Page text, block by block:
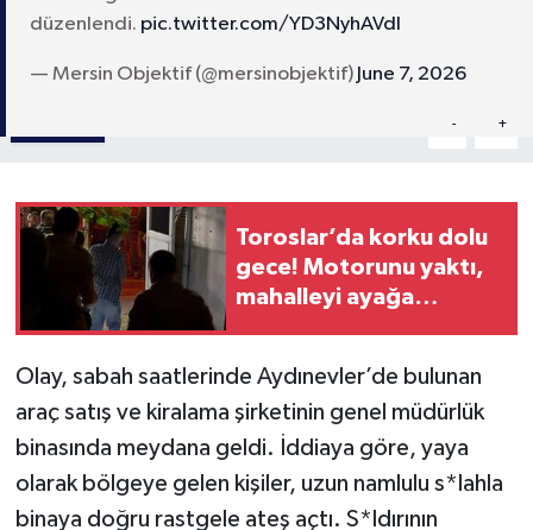
düzenlendi. pic.twitter.com/YD3NyhAVdl
— Mersin Objektif (@mersinobjektif) June 7, 2026
- +
Toroslar’da korku dolu
gece! Motorunu yaktı,
mahalleyi ayağa
Olay, sabah saatlerinde Aydınevler’de bulunan
araç satış ve kiralama şirketinin genel müdürlük
binasında meydana geldi. İddiaya göre, yaya
olarak bölgeye gelen kişiler, uzun namlulu s*lahla
binaya doğru rastgele ateş açtı. S*ldırının